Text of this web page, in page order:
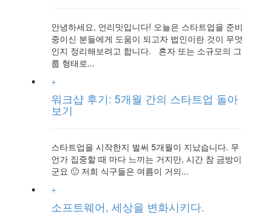
안녕하세요, 언리밋입니다! 오늘은 스타트업을 준비
중이신 분들에게 도움이 되고자 법인이란 것이 무엇
인지 정리해보려고 합니다. 혼자 또는 소규모의 그
룹 형태로...
+
워크샵 후기: 5개월 간의 스타트업 돌아
보기
스타트업을 시작한지 벌써 5개월이 지났습니다. 무
언가 집중할 때 마다 느끼는 거지만, 시간 참 금방이
군요 🙂 저희 식구들은 여름이 거의...
+
소프트웨어, 세상을 변화시키다.